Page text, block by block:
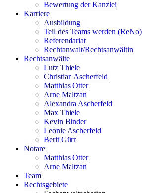
Bewertung der Kanzlei
Karriere
Ausbildung
Teil des Teams werden (ReNo)
Referendariat
Rechtanwalt/Rechtsanwältin
Rechtsanwälte
Lutz Thiele
Christian Ascherfeld
Matthias Otter
Arne Maltzan
Alexandra Ascherfeld
Max Thiele
Kevin Binder
Leonie Ascherfeld
Berit Gürr
Notare
Matthias Otter
Arne Maltzan
Team
Rechtsgebiete